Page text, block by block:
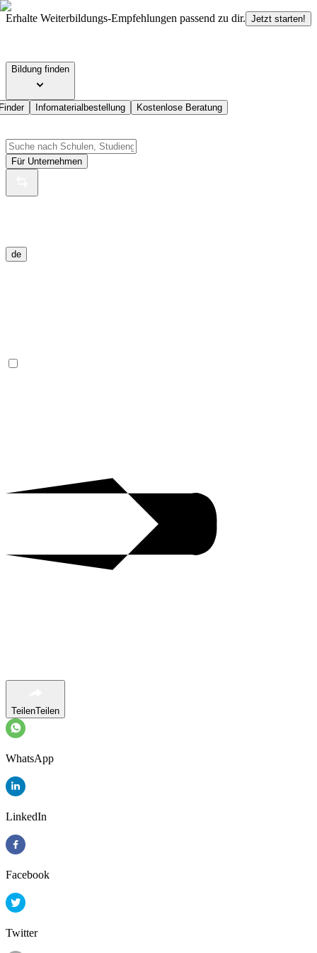
Erhalte Weiterbildungs-Empfehlungen passend zu dir. Jetzt starten!
Bildung finden
Infomaterialbestellung Kostenlose Beratung
Für Unternehmen
de
TeilenTeilen
WhatsApp
LinkedIn
Facebook
Twitter